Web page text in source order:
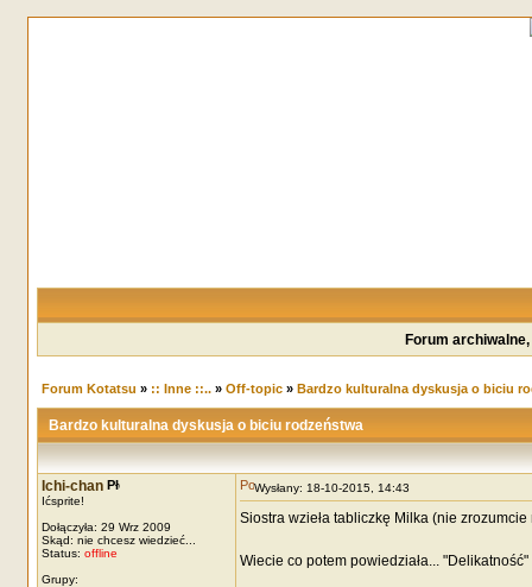
Forum
Forum Kotatsu » :: Inne ::..» Off-topic» Bardzo kulturalna dyskusja o biciu
Bardzo kulturalna dyskusja o biciu rodzeństwa
Ichi-chan
Ićsprite!
Dołączyła: 29 Wrz 2009
Skąd: nie chcesz wiedzieć...
Status: offline
Grupy:
Wysłany: 18-10-2015, 14:43
Siostra wzieła tabliczkę Milka (nie
Wiecie co potem powiedziała...